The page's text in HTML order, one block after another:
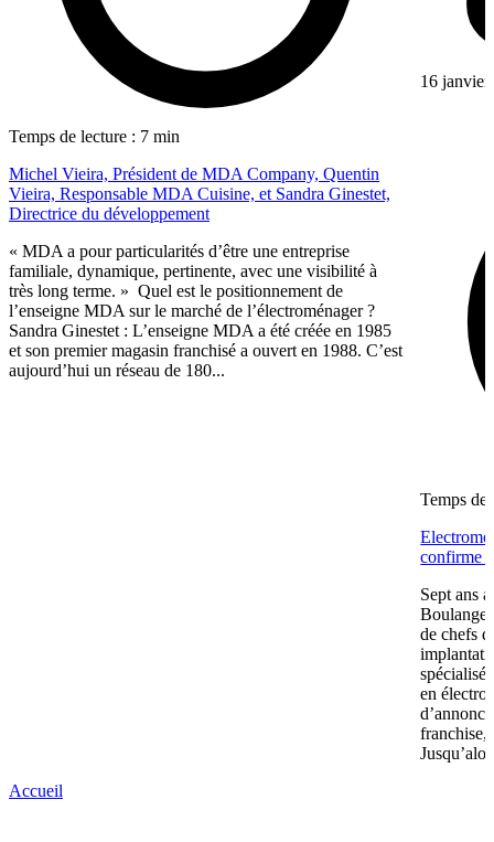
Temps de lecture : 7 min
Michel Vieira, Président de MDA Company, Quentin
Vieira, Responsable MDA Cuisine, et Sandra Ginestet,
Directrice du développement
« MDA a pour particularités d’être une entreprise
familiale, dynamique, pertinente, avec une visibilité à
très long terme. » Quel est le positionnement de
l’enseigne MDA sur le marché de l’électroménager ?
Sandra Ginestet : L’enseigne MDA a été créée en 1985
et son premier magasin franchisé a ouvert en 1988. C’est
aujourd’hui un réseau de 180...
16 janvier
Temps de
confirme
Sept ans
de chefs
spécialisé
en
franchise,
Accueil